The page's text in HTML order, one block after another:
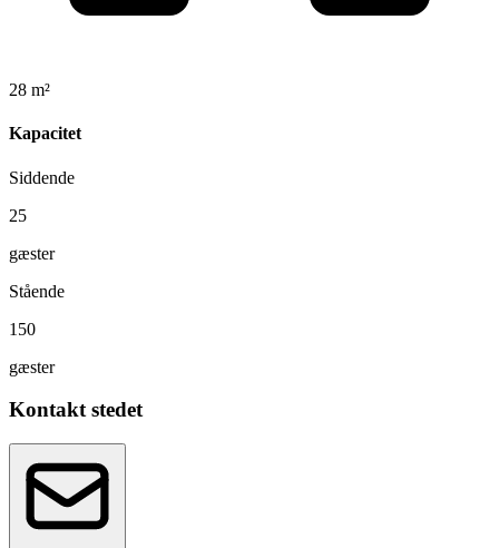
28 m²
Kapacitet
Siddende
25
gæster
Stående
150
gæster
Kontakt stedet